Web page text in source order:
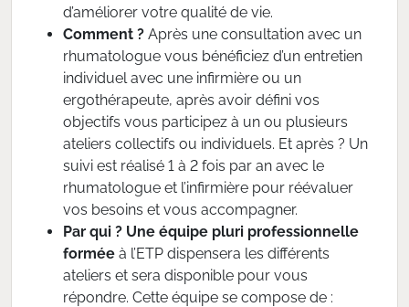
d’améliorer votre qualité de vie.
Comment ? Après une consultation avec un
rhumatologue vous bénéficiez d’un entretien
individuel avec une infirmière ou un
ergothérapeute, après avoir défini vos
objectifs vous participez à un ou plusieurs
ateliers collectifs ou individuels. Et après ? Un
suivi est réalisé 1 à 2 fois par an avec le
rhumatologue et l’infirmière pour réévaluer
vos besoins et vous accompagner.
Par qui ? Une équipe pluri professionnelle
formée à l’ETP dispensera les différents
ateliers et sera disponible pour vous
répondre. Cette équipe se compose de :